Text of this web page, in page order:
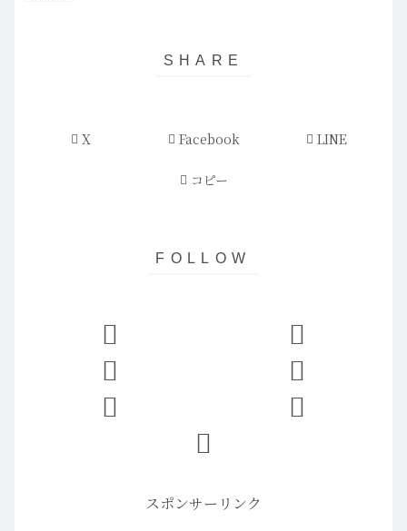
X Facebook LINE
コピー
スポンサーリンク